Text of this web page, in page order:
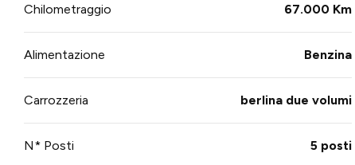
Chilometraggio 67.000 Km
Alimentazione Benzina
Carrozzeria berlina due volumi
N* Posti 5 posti